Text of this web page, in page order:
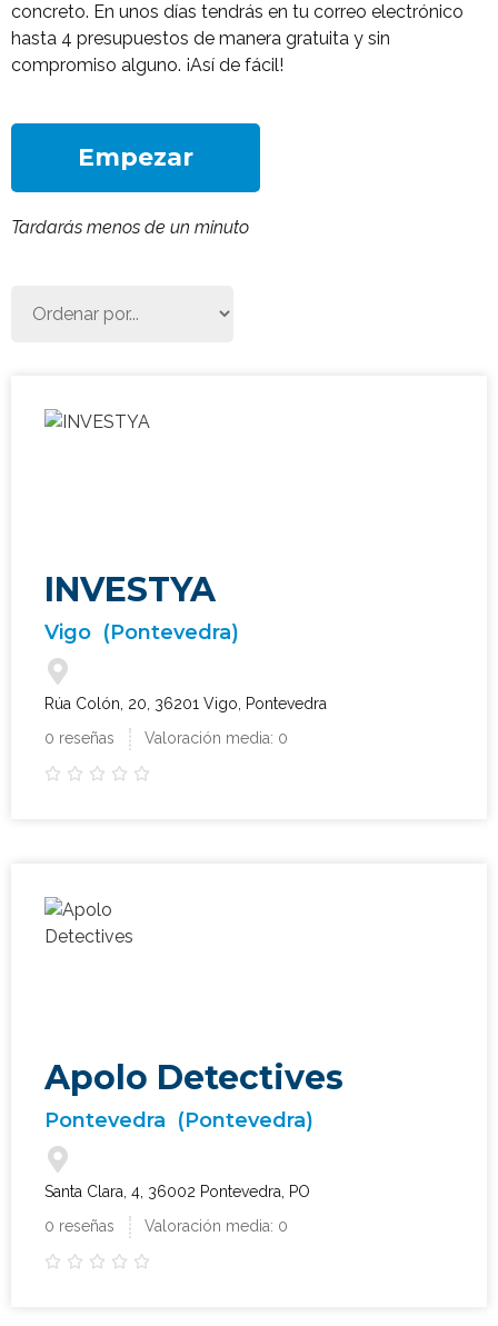
concreto. En unos días tendrás en tu correo electrónico
hasta 4 presupuestos de manera gratuita y sin
compromiso alguno. ¡Así de fácil!
Empezar
Tardarás menos de un minuto
INVESTYA
Vigo (Pontevedra)
Rúa Colón, 20, 36201 Vigo, Pontevedra
0 reseñas
Valoración media: 0
    
Apolo Detectives
Pontevedra (Pontevedra)
Santa Clara, 4, 36002 Pontevedra, PO
0 reseñas
Valoración media: 0
    